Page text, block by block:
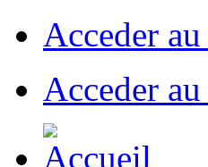
Acceder
Acceder